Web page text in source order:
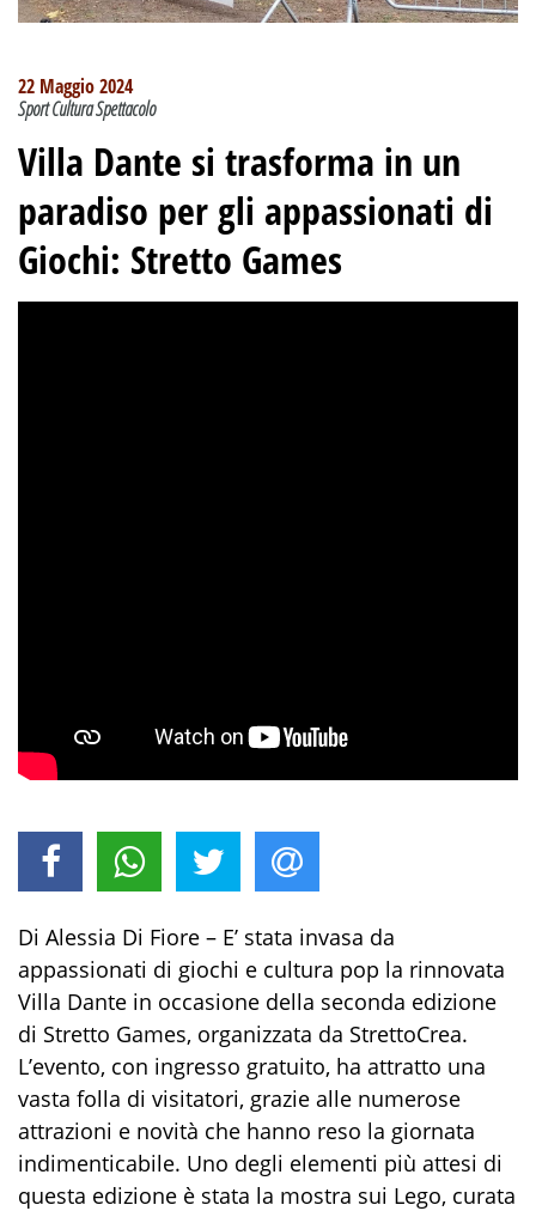
22 Maggio 2024
Sport Cultura Spettacolo
Villa Dante si trasforma in un
paradiso per gli appassionati di
Giochi: Stretto Games
Di Alessia Di Fiore – E’ stata invasa da
appassionati di giochi e cultura pop la rinnovata
Villa Dante in occasione della seconda edizione
di Stretto Games, organizzata da StrettoCrea.
L’evento, con ingresso gratuito, ha attratto una
vasta folla di visitatori, grazie alle numerose
attrazioni e novità che hanno reso la giornata
indimenticabile. Uno degli elementi più attesi di
questa edizione è stata la mostra sui Lego, curata